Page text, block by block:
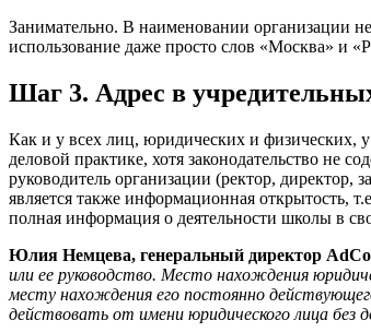
Занимательно. В наименовании организации
использование даже просто слов «Москва» и
Шаг 3. Адрес в
Как и у всех лиц, юридических и физических,
деловой практике, хотя законодательство не
руководитель организации (ректор,
является также информационная открытость,
полная информация о деятельности школы в
Юлия Немцева, генеральный директор
или ее руководство. Место нахождения
месту нахождения его постоянно
действовать от имени юридического лица